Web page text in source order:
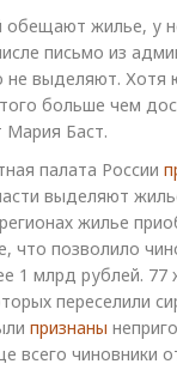
обещают жилье, у
письмо из
не выделяют. Хотя
больше чем
Мария Баст.
палата России
выделяют
жилье
что позволило
1 млрд рублей. 77
переселили
признаны
всего чиновники